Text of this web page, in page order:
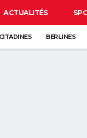
ACTUALITÉS
CITADINES BERLINES